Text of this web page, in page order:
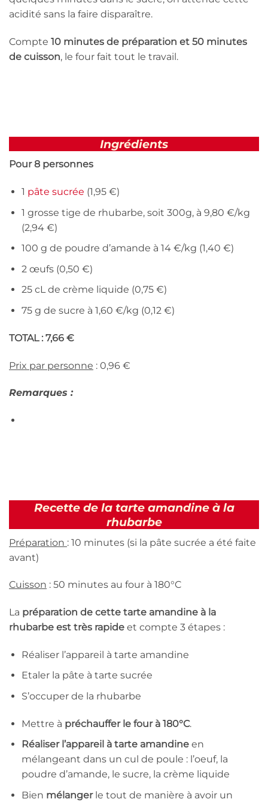
acidité sans la faire disparaître.
Compte 10 minutes de préparation et 50 minutes
de cuisson, le four fait tout le travail.
Ingrédients
Pour 8 personnes
1 pâte sucrée (1,95 €)
1 grosse tige de rhubarbe, soit 300g, à 9,80 €/kg
(2,94 €)
100 g de poudre d’amande à 14 €/kg (1,40 €)
2 œufs (0,50 €)
25 cL de crème liquide (0,75 €)
75 g de sucre à 1,60 €/kg (0,12 €)
TOTAL : 7,66 €
Prix par personne : 0,96 €
Remarques :
Recette de la tarte amandine à la
rhubarbe
Préparation : 10 minutes (si la pâte sucrée a été faite
avant)
Cuisson : 50 minutes au four à 180°C
La préparation de cette tarte amandine à la
rhubarbe est très rapide et compte 3 étapes :
Réaliser l’appareil à tarte amandine
Etaler la pâte à tarte sucrée
S’occuper de la rhubarbe
Mettre à préchauffer le four à 180°C.
Réaliser l’appareil à tarte amandineen
mélangeant dans un cul de poule : l’oeuf, la
poudre d’amande, le sucre, la crème liquide
Bien mélangerle tout de manière à avoir un